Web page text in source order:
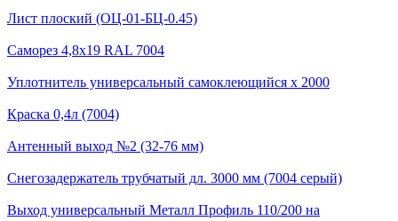
Лист плоский (ОЦ-01-БЦ-0.45)
Саморез 4,8х19 RAL 7004
Уплотнитель универсальный самоклеющийся х 2000
Краска 0,4л (7004)
Антенный выход №2 (32-76 мм)
Снегозадержатель трубчатый дл. 3000 мм (7004 серый)
Выход универсальный Металл Профиль 110/200 на